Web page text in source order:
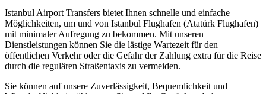
Istanbul Airport Transfers bietet Ihnen schnelle und einfache
Möglichkeiten, um und von Istanbul Flughafen (Atatürk Flughafen)
mit minimaler Aufregung zu bekommen. Mit unseren
Dienstleistungen können Sie die lästige Wartezeit für den
öffentlichen Verkehr oder die Gefahr der Zahlung extra für die Reise
durch die regulären Straßentaxis zu vermeiden.
Sie können auf unsere Zuverlässigkeit, Bequemlichkeit und